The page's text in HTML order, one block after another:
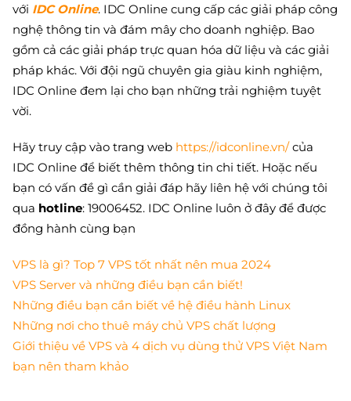
với IDC Online. IDC Online cung cấp các giải pháp công
nghệ thông tin và đám mây cho doanh nghiệp. Bao
gồm cả các giải pháp trực quan hóa dữ liệu và các giải
pháp khác. Với đội ngũ chuyên gia giàu kinh nghiệm,
IDC Online đem lại cho bạn những trải nghiệm tuyệt
vời.
Hãy truy cập vào trang web https://idconline.vn/của
IDC Online để biết thêm thông tin chi tiết. Hoặc nếu
bạn có vấn đề gì cần giải đáp hãy liên hệ với chúng tôi
qua hotline: 19006452. IDC Online luôn ở đây để được
đồng hành cùng bạn
VPS là gì? Top 7 VPS tốt nhất nên mua 2024
VPS Server và những điều bạn cần biết!
Những điều bạn cần biết về hệ điều hành Linux
Những nơi cho thuê máy chủ VPS chất lượng
Giới thiệu về VPS và 4 dịch vụ dùng thử VPS Việt Nam
bạn nên tham khảo